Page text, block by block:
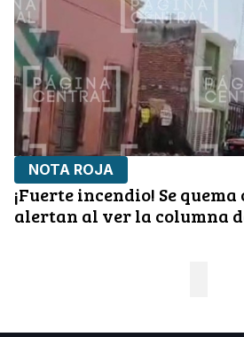
NOTA ROJA
¡Fuerte incendio! Se
alertan al ver la columna